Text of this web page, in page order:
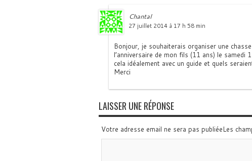
Chantal
27 juillet 2014 à 17 h 58 min
Bonjour, je souhaiterais organiser une
l’anniversaire de mon fils (11 ans) le
cela idéalement avec un guide et quels
Merci
LAISSER UNE RÉPONSE
Votre adresse email ne sera pas publiéeLes